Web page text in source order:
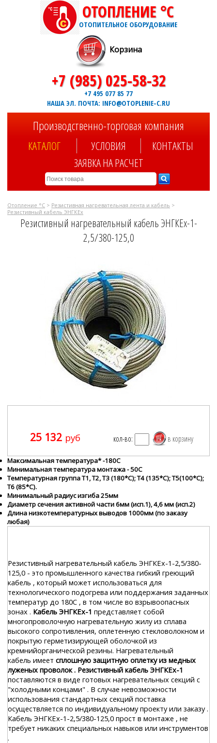
ОТОПЛЕНИЕ °C
ОТОПИТЕЛЬНОЕ ОБОРУДОВАНИЕ
Корзина
+7 (985) 025-58-32
+7 495 077 85 77
НАША ЭЛ. ПОЧТА: INFO@OTOPLENIE-C.RU
Производственно-торговая компания
КАТАЛОГ УСЛОВИЯ
КОНТАКТЫ
ЗАЯВКА НА РАСЧЕТ
Отопление °C > Резистивная нагревательная лента и кабель >
Резистивный кабель ЭНГКЕх
Резистивный нагревательный кабель ЭНГКЕх-1-
2,5/380-125,0
25 132 руб кол-во:
Максимальная температура* -180С
Минимальная температура монтажа - 50С
Температурная группа Т1, Т2, Т3 (180*С); Т4 (135*С); Т5(100*С);
Т6 (85*С).
Минимальный радиус изгиба 25мм
Диаметр сечения активной части 6мм (исп.1), 4,6 мм (исп.2)
Длина низкотемпературных выводов 1000мм (по заказу
любая)
Резистивный нагревательный кабель ЭНГКЕх-1-2,5/380-
125,0 - это промышленного качества гибкий греющий
кабель , который может использоваться для
технологического подогрева или поддержания заданных
температур до 180С , в том числе во взрывоопасных
зонах . Кабель ЭНГКЕх-1 представляет собой
многопроволочную нагревательную жилу из сплава
высокого сопротивления, оплетенную стекловолокном и
покрытую герметизирующей оболочкой из
кремнийорганической резины. Нагревательный
кабель имеет сплошную защитную оплетку из медных
луженых проволок . Резистивный кабель ЭНГКЕх-1
поставляются в виде готовых нагревательных секций с
"холодными концами" . В случае невозможности
использования стандартных секций поставка
осуществляется по индивидуальному проекту или заказу .
Кабель ЭНГКЕх-1-2,5/380-125,0 прост в монтаже , не
требует никаких специальных навыков или инструментов
.